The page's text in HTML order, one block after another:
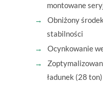
montowane
Obniżony
stabilności
Ocynkowanie
ładunek (28 ton)